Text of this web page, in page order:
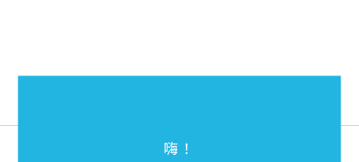
嗨！